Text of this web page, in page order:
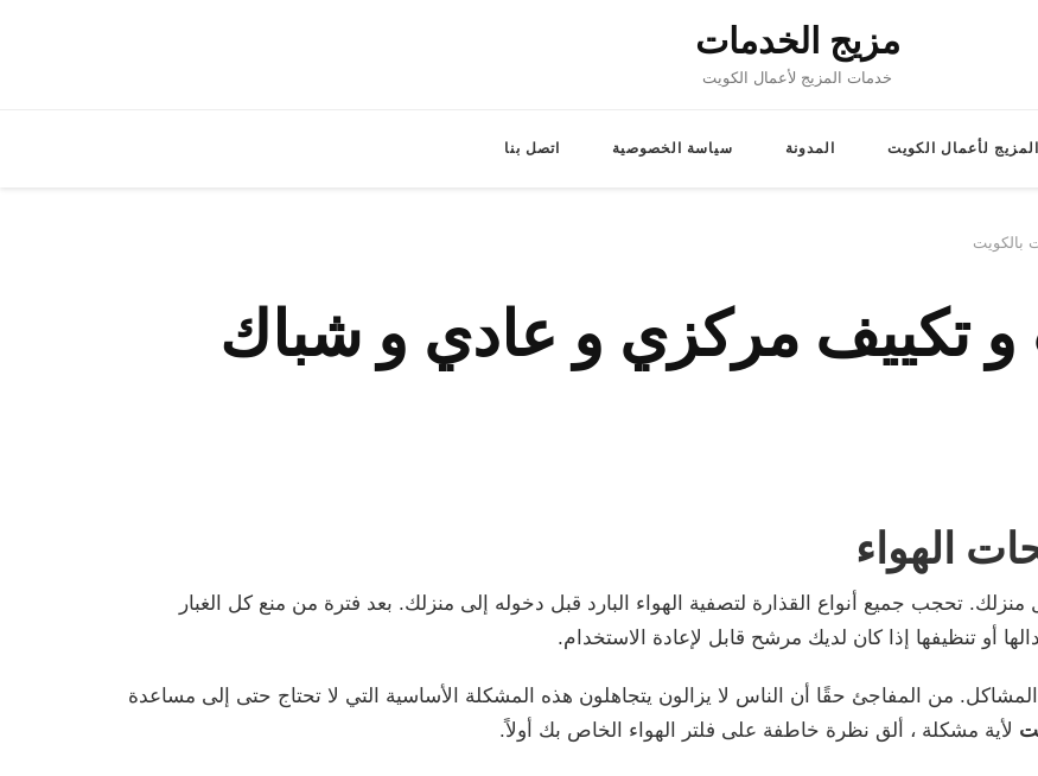
مزيج الخدمات
خدمات المزيج لأعمال الكويت
لأعمال الكويت المدونة سياسة الخصوصية اتصل بنا
بالكويت
و تكييف مركزي و عادي و شباك
تحجب جميع أنواع القذارة لتصفية الهواء البارد قبل دخوله إلى منزلك. بعد فترة من منع كل الغبار
أو تنظيفها إذا كان لديك مرشح قابل لإعادة الاستخدام.
من المفاجئ حقًا أن الناس لا يزالون يتجاهلون هذه المشكلة الأساسية التي لا تحتاج حتى إلى مساعدة
لأية مشكلة ، ألق نظرة خاطفة على فلتر الهواء الخاص بك أولاً.